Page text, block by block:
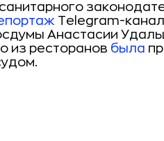
Telegram-
Анастасии
из ресторанов была